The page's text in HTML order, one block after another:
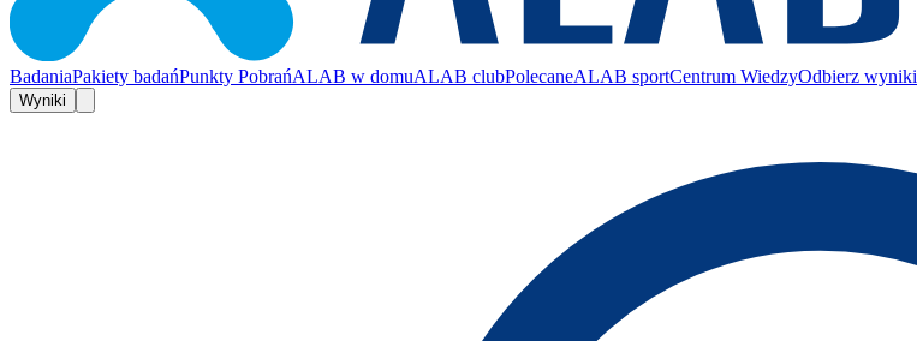
BadaniaPakiety badańPunkty PobrańALAB w domuALAB clubPolecaneALAB sportCentrum WiedzyOdbierz wyniki
Wyniki